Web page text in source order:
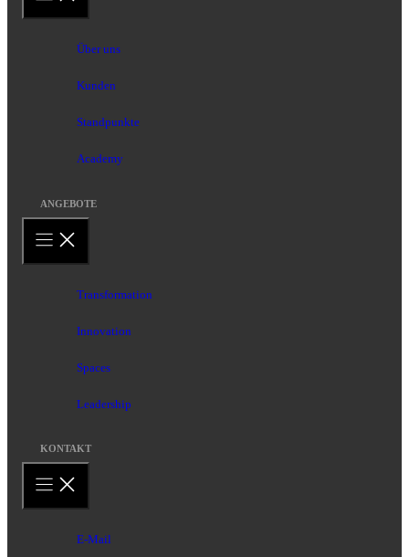
Über uns
Kunden
Standpunkte
Academy
ANGEBOTE
Transformation
Innovation
Spaces
Leadership
KONTAKT
E-Mail